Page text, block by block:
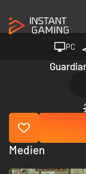
PC
Medien